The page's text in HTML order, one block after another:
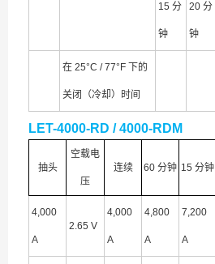
15 分
钟
20 分
钟
在 25°C / 77°F 下的
关闭（冷却）时间
LET-4000-RD / 4000-RDM
抽头
空载电
压
连续 60 分钟 15 分钟
4,000
A
2.65 V
4,000
A
4,800
A
7,200
A